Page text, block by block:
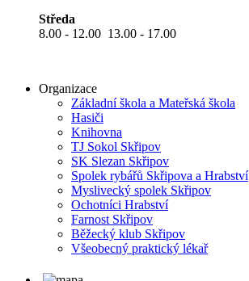
Středa
8.00 - 12.00 13.00 - 17.00
Organizace
Základní škola a Mateřská škola
Hasiči
Knihovna
TJ Sokol Skřipov
SK Slezan Skřipov
Spolek rybářů Skřipova a Hrabství
Myslivecký spolek Skřipov
Ochotníci Hrabství
Farnost Skřipov
Běžecký klub Skřipov
Všeobecný praktický lékař